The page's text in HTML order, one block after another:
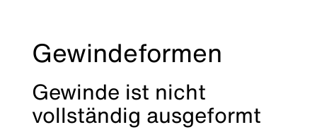
Gewindeformen
Gewinde ist nicht
vollständig ausgeformt